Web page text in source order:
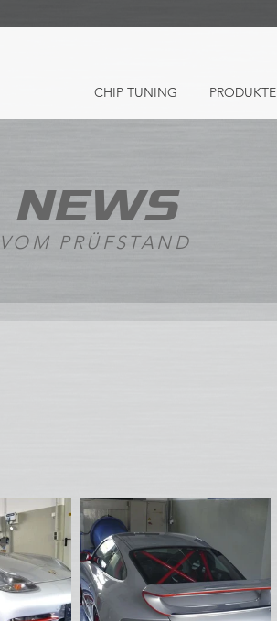
CHIP TUNING PRODUKTE
NEWS
VOM PRÜFSTAND